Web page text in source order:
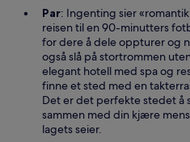
Par: Ingenting sier
reisen til en 90-minutters
for dere å dele oppturer og
også slå på stortrommen
elegant hotell med spa og
finne et sted med en
Det er det perfekte stedet å
sammen med din kjære
lagets seier.